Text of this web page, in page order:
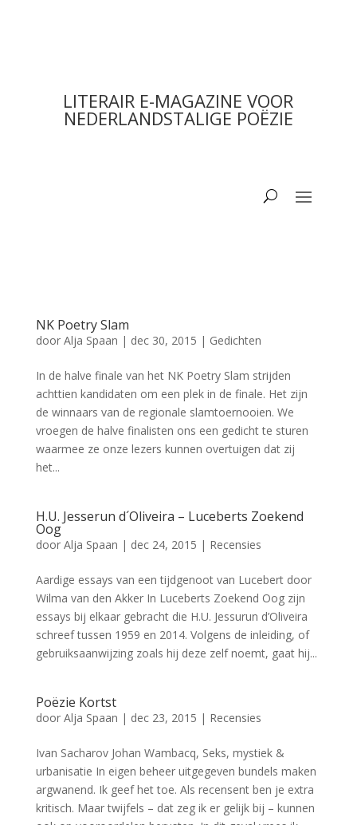
LITERAIR E-MAGAZINE VOOR
NEDERLANDSTALIGE POËZIE
NK Poetry Slam
door Alja Spaan | dec 30, 2015 | Gedichten
In de halve finale van het NK Poetry Slam strijden
achttien kandidaten om een plek in de finale. Het zijn
de winnaars van de regionale slamtoernooien. We
vroegen de halve finalisten ons een gedicht te sturen
waarmee ze onze lezers kunnen overtuigen dat zij
het...
H.U. Jesserun d´Oliveira – Luceberts Zoekend
Oog
door Alja Spaan | dec 24, 2015 | Recensies
Aardige essays van een tijdgenoot van Lucebert door
Wilma van den Akker In Luceberts Zoekend Oog zijn
essays bij elkaar gebracht die H.U. Jessurun d’Oliveira
schreef tussen 1959 en 2014. Volgens de inleiding, of
gebruiksaanwijzing zoals hij deze zelf noemt, gaat hij...
Poëzie Kortst
door Alja Spaan | dec 23, 2015 | Recensies
Ivan Sacharov Johan Wambacq, Seks, mystiek &
urbanisatie In eigen beheer uitgegeven bundels maken
argwanend. Ik geef het toe. Als recensent ben je extra
kritisch. Maar twijfels – dat zeg ik er gelijk bij – kunnen